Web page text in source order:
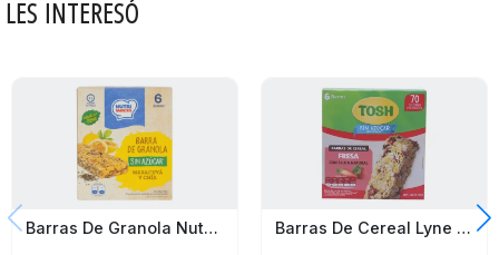
LES INTERESÓ
Barras De Granola Nutrisnacks Maracuyá Y Chía Barras De Cereal Lyne Fresa Tosh 138G